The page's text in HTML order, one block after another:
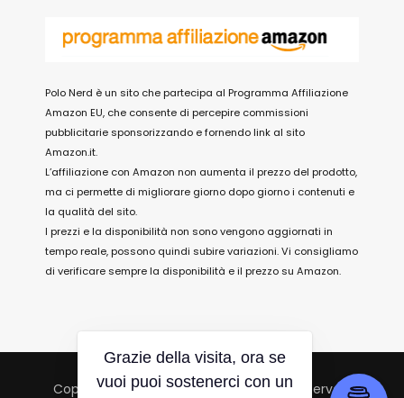
Polo Nerd è un sito che partecipa al Programma Affiliazione
Amazon EU, che consente di percepire commissioni
pubblicitarie sponsorizzando e fornendo link al sito
Amazon.it.
L’affiliazione con Amazon non aumenta il prezzo del prodotto,
ma ci permette di migliorare giorno dopo giorno i contenuti e
la qualità del sito.
I prezzi e la disponibilità non sono vengono aggiornati in
tempo reale, possono quindi subire variazioni. Vi consigliamo
di verificare sempre la disponibilità e il prezzo su Amazon.
Copyright © 2026 Polo Nerd. All Rights Reserved.
Grazie della visita, ora se
vuoi puoi sostenerci con un